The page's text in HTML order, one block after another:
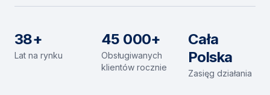
38+
Lat na rynku
45 000+
Obsługiwanych
klientów rocznie
Cała
Polska
Zasięg działania